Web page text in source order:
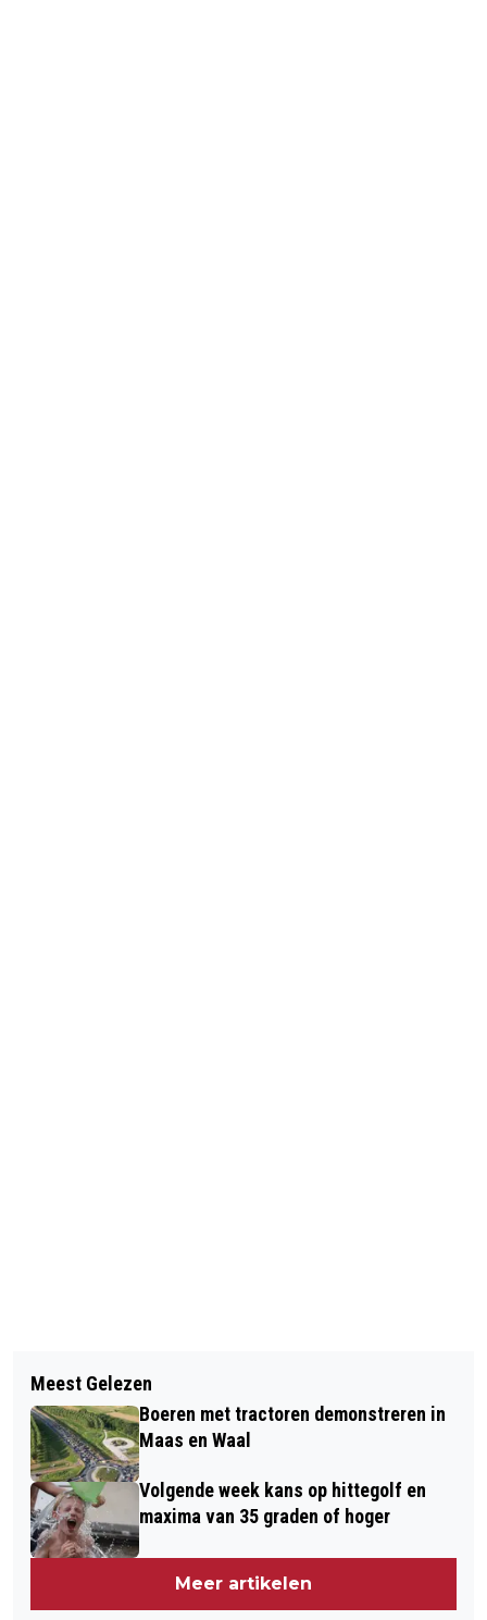
PRIJZEN POSTCODELOTERIJ
GEMEENTE DRUTEN (JAARLIJKSE 14E
TREKKING) 2025
AUTO BELANDT IN SLOOT AAN
ZIJVELD IN BENEDEN-LEEUWEN
Meest Gelezen
Boeren met tractoren demonstreren in
Maas en Waal
Volgende week kans op hittegolf en
maxima van 35 graden of hoger
Meer artikelen